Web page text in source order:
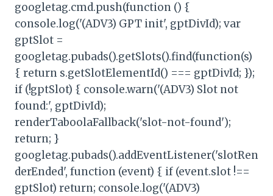
googletag.cmd.push(function () {
console.log('(ADV3) GPT init', gptDivId); var
gptSlot =
googletag.pubads().getSlots().find(function(s)
{ return s.getSlotElementId() === gptDivId; });
if (!gptSlot) { console.warn('(ADV3) Slot not
found:', gptDivId);
renderTaboolaFallback('slot-not-found');
return; }
googletag.pubads().addEventListener('slotRen
derEnded', function (event) { if (event.slot !==
gptSlot) return; console.log('(ADV3)